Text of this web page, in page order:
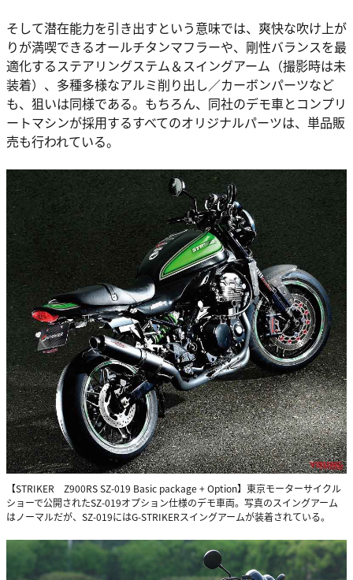
そして潜在能力を引き出すという意味では、爽快な吹け上が
りが満喫できるオールチタンマフラーや、剛性バランスを最
適化するステアリングステム＆スイングアーム（撮影時は未
装着）、多種多様なアルミ削り出し／カーボンパーツなど
も、狙いは同様である。もちろん、同社のデモ車とコンプリ
ートマシンが採用するすべてのオリジナルパーツは、単品販
売も行われている。
【STRIKER Z900RS SZ-019 Basic package + Option】東京モーターサイクル
ショーで公開されたSZ-019オプション仕様のデモ車両。写真のスイングアーム
はノーマルだが、SZ-019にはG-STRIKERスイングアームが装着されている。